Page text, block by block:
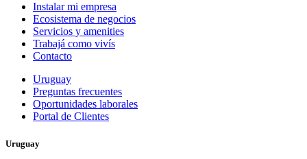
Instalar mi empresa
Ecosistema de negocios
Servicios y amenities
Trabajá como vivís
Contacto
Uruguay
Preguntas frecuentes
Oportunidades laborales
Portal de Clientes
Uruguay